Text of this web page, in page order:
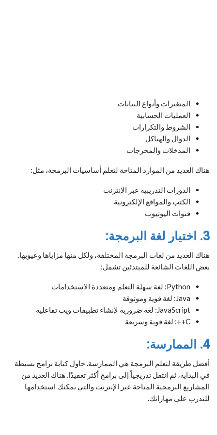
المتغيرات وأنواع البيانات
العمليات الحسابية
الشروط والتكرارات
الدوال والهياكل
المدخلات والمخرجات
هناك العديد من الموارد المتاحة لتعلم أساسيات البرمجة، مثل:
الدورات التدريبية عبر الإنترنت
الكتب والمواقع الإلكترونية
قنوات اليوتيوب
3. اختيار لغة البرمجة:
هناك العديد من لغات البرمجة المختلفة، ولكل منها مزاياها وعيوبها.
بعض اللغات الشائعة للمبتدئين تشمل:
Python: لغة سهلة التعلم ومتعددة الاستخدامات
Java: لغة قوية وموثوقة
JavaScript: لغة ضرورية لإنشاء تطبيقات ويب تفاعلية
C++: لغة قوية وسريعة
4. الممارسة:
أفضل طريقة لتعلم البرمجة هي الممارسة. حاول كتابة برامج بسيطة
في البداية، ثم انتقل تدريجياً إلى برامج أكثر تعقيدًا. هناك العديد من
المشاريع البرمجية المتاحة عبر الإنترنت والتي يمكنك استخدامها
للتدرب على مهاراتك.